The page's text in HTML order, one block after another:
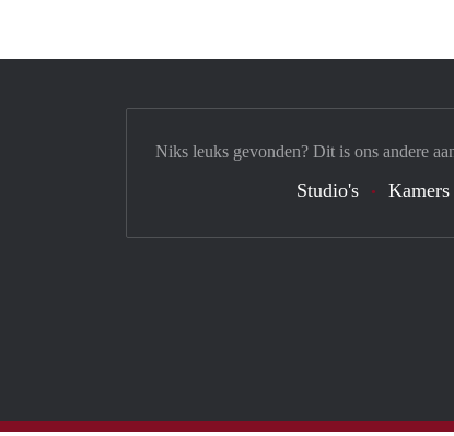
Niks leuks gevonden? Dit is ons andere
Studio's Kamers